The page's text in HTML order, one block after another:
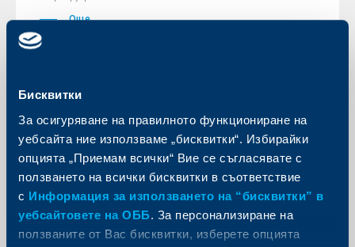
Бисквитки
За осигуряване на правилното функциониране на
уебсайта ние използваме „бисквитки“. Избирайки
опцията „Приемам всички“ Вие се съгласявате с
ползването на всички бисквитки в съответствие
с Информация за използването на “бисквитки” в
уебсайтовете на ОББ. За персонализиране на
ползваните от Вас бисквитки, изберете опцията
Още
ОББ Мобайл вече и с опция за
заявяване и плащане на е-Винетка
31 януари 2021
Новата функционалност е в унисон със стратегията
на ОББ да предостави на клиентите си мобилно
приложение, предлагащо полезни услуги отвъд